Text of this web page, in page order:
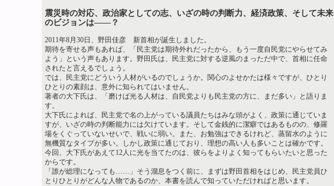
震災時の対応、政治家としての志、いざの時の判断力、経済政策、そして未来
のビジョンは――？
2011年8月30日、野田佳彦 新首相が誕生しました。
期待を寄せる声もあれば、「民主党は期待外れだったから、もう一度自民党にやらせてみ
よう」という声もあります。野田氏は、民主党に対する逆風のまっただ中で、首相に任命
されたと言えるでしょう。
では、民主党にどういう人材がいるのでしょうか。関心のよせかたは様々ですが、ひとり
ひとりの素顔は、意外に知られてはいません。
著者の大下氏は、「磨けば光る人材は、自民党よりも民主党の方に、まだ多い」と語りま
す。
大下氏によれば、民主党で名の上がっている議員たちはみな頭がよく、政策に通じていま
すが、いざの時の判断能力には欠けています。そして金銭的に潔癖ではあるものの、修羅
場をくぐっていないせいで、戦いに弱い。また、お勉強はできるけれど、蒸留水のように
無機質なタイプが多い。しかし政策に通じており、理想の高い人も多いことは確かです。
今回、大下氏があえて12人に光を当てたのは、彼らをよりよく知ってもらいたいと思った
からです。
「誰が総理になっても……」そう溜息をつく前に、まずは野田首相をはじめ、民主党員ひ
とりひとりがどんな人物であるのか、本書を読んで知っていただければと思います。